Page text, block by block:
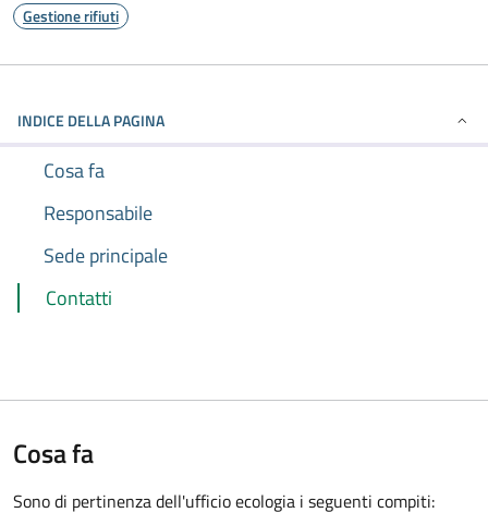
Gestione rifiuti
INDICE DELLA PAGINA
Cosa fa
Responsabile
Sede principale
Contatti
Cosa fa
Sono di pertinenza dell'ufficio ecologia i seguenti compiti: